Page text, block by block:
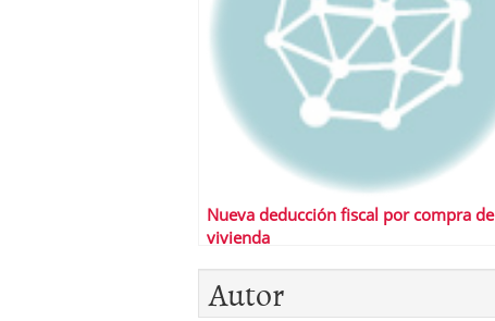
Nueva deducción fiscal por compra de
vivienda
Autor